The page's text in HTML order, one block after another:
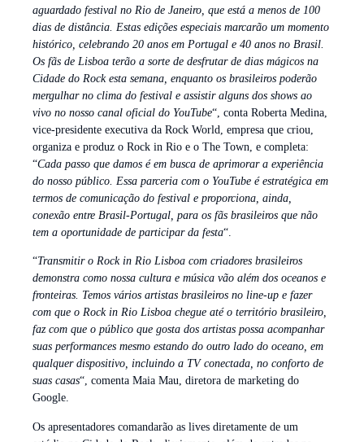
aguardado festival no Rio de Janeiro, que está a menos de 100
dias de distância. Estas edições especiais marcarão um momento
histórico, celebrando 20 anos em Portugal e 40 anos no Brasil.
Os fãs de Lisboa terão a sorte de desfrutar de dias mágicos na
Cidade do Rock esta semana, enquanto os brasileiros poderão
mergulhar no clima do festival e assistir alguns dos shows ao
vivo no nosso canal oficial do YouTube“, conta Roberta Medina,
vice-presidente executiva da Rock World, empresa que criou,
organiza e produz o Rock in Rio e o The Town, e completa:
“Cada passo que damos é em busca de aprimorar a experiência
do nosso público. Essa parceria com o YouTube é estratégica em
termos de comunicação do festival e proporciona, ainda,
conexão entre Brasil-Portugal, para os fãs brasileiros que não
tem a oportunidade de participar da festa“.
“Transmitir o Rock in Rio Lisboa com criadores brasileiros
demonstra como nossa cultura e música vão além dos oceanos e
fronteiras. Temos vários artistas brasileiros no line-up e fazer
com que o Rock in Rio Lisboa chegue até o território brasileiro,
faz com que o público que gosta dos artistas possa acompanhar
suas performances mesmo estando do outro lado do oceano, em
qualquer dispositivo, incluindo a TV conectada, no conforto de
suas casas“, comenta Maia Mau, diretora de marketing do
Google.
Os apresentadores comandarão as lives diretamente de um